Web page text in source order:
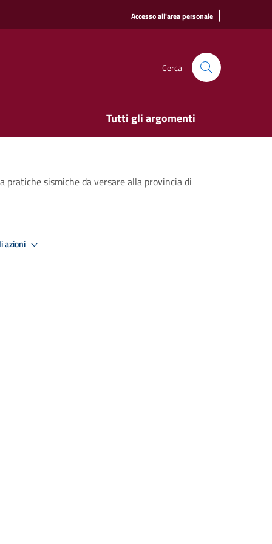
Accesso all'area personale |
Cerca
Tutti gli argomenti
sismiche da versare alla provincia di
azioni